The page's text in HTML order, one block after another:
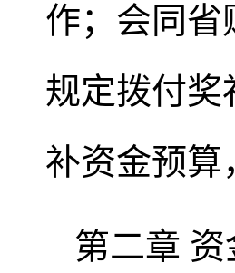
作；会同省
规定拨付奖
补资金预算
第二章